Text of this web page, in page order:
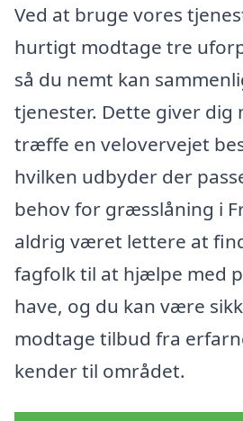
Ved at bruge vores
hurtigt modtage tre
så du nemt kan
tjenester. Dette giver dig
træffe en velovervejet
hvilken udbyder der
behov for græsslåning i
aldrig været lettere at
fagfolk til at hjælpe med
have, og du kan være
modtage tilbud fra
kender til området.